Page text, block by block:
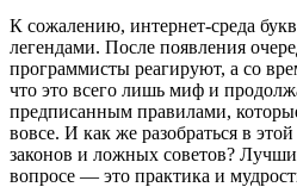
К сожалению, интернет-среда
легендами. После появления
программисты реагируют, а со
что это всего лишь миф и
предписанным правилами,
вовсе. И как же разобраться в
законов и ложных советов?
вопросе — это практика и